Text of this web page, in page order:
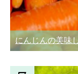
にんじんの美味